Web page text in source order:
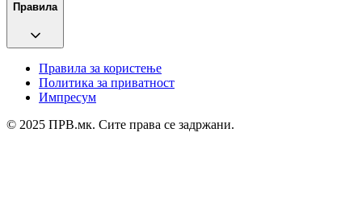
Правила
Правила за користење
Политика за приватност
Импресум
© 2025 ПРВ.мк. Сите права се задржани.